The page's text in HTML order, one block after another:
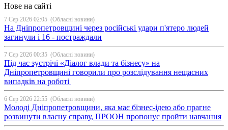
Нове на сайті
7 Сер 2026 02:05 (Обласні новини)
На Дніпропетровщині через російські удари п'ятеро людей
загинули і 16 - постраждали
7 Сер 2026 00:35 (Обласні новини)
Під час зустрічі «Діалог влади та бізнесу» на
Дніпропетровщині говорили про розслідування нещасних
випадків на роботі
6 Сер 2026 22:55 (Обласні новини)
Молоді Дніпропетровщини, яка має бізнес-ідею або прагне
розвинути власну справу, ПРООН пропонує пройти навчання